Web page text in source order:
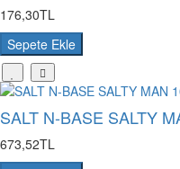
176,30TL
Sepete Ekle
SALT N-BASE SALTY
673,52TL